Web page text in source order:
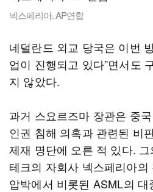
넥스페리아. AP연합
네덜란드 외교 당국은 이번
업이 진행되고 있다”면서도
지 않았다.
과거 스요르즈마 장관은 중
인권 침해 의혹과 관련된 비
제재 명단에 오른 적 있다.
테크의 자회사 넥스페리아
압박에서 비롯된 ASML의